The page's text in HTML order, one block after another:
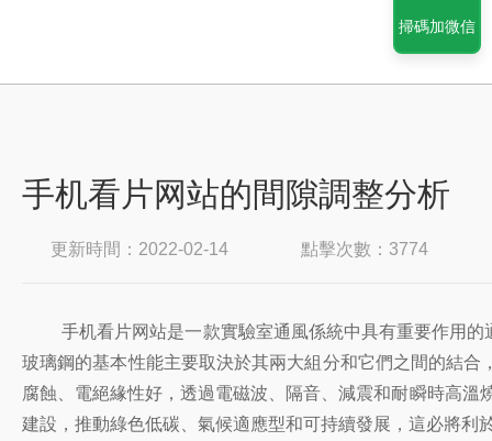
手机看片网站的間隙調整分析
更新時間：2022-02-14 點擊次數：3774
手机看片网站是一款實驗室通風係統中具有重要作用的
玻璃鋼的基本性能主要取決於其兩大組分和它們之間的結
腐蝕、電絕緣性好，透過電磁波、隔音、減震和耐瞬時高
建設，推動綠色低碳、氣候適應型和可持續發展，這必將
掃碼加微信